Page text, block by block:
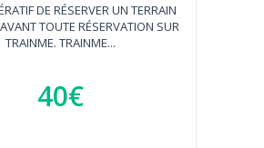
DE RÉSERVER UN TERRAIN
TOUTE RÉSERVATION SUR
TRAINME. TRAINME...
40€